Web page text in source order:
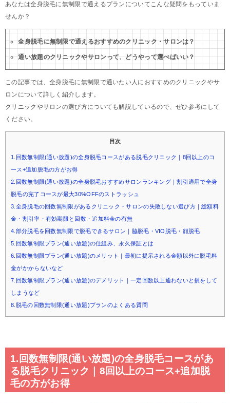
あなたは全身脱毛に無制限で通えるプランについてこんな疑問をもっていま
せんか？
全身脱毛に無制限で通えるおすすめのクリニック・サロンは？
通い放題のクリニックやサロンって、どうやって選べばいい？
この記事では、全身脱毛に無制限で通いたい人におすすめのクリニックやサ
ロンについて詳しく紹介します。
クリニックやサロンの選び方についても解説しているので、ぜひ参考にして
ください。
目次
1.回数無制限(通い放題)の全身脱毛コースがある脱毛クリニック｜8回以上のコ
ース+追加脱毛の方がお得
2.回数無制限(通い放題)の全身脱毛おすすめサロンランキング｜割引適用で全身
脱毛の完了コースが最大30%OFFのストラッシュ
3.全身脱毛の回数無制限があるクリニック・サロンの失敗しない選び方｜総額料
金・割引率・有効期限と回数・追加料金の有無
4.部分脱毛を回数無制限で脱毛できるサロン｜脇脱毛・VIO脱毛・顔脱毛
5.回数無制限プラン(通い放題)の仕組み、永久保証とは
6.回数無制限プラン(通い放題)のメリット｜最初に提示される金額以外に脱毛料
金がかからないなど
7.回数無制限プラン(通い放題)のデメリット｜一定回数以上通わないと損をして
しまうなど
8.脱毛の回数無制限(通い放題)プランのよくある質問
1.回数無制限(通い放題)の全身脱毛コースがあ
る脱毛クリニック｜8回以上のコース+追加脱
毛の方がお得